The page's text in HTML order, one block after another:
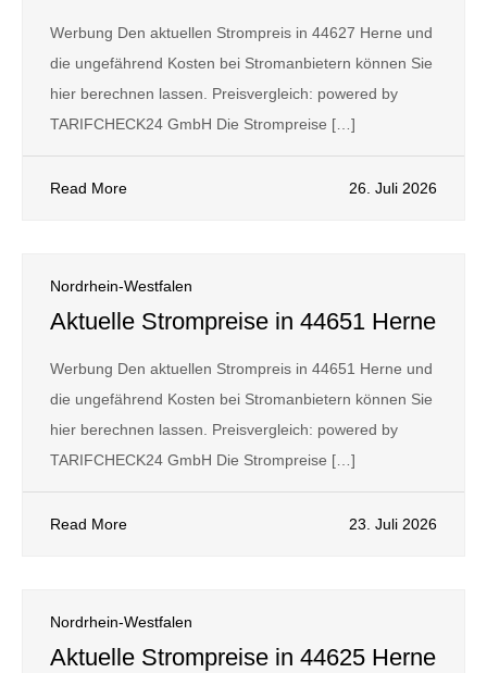
Werbung Den aktuellen Strompreis in 44627 Herne und
die ungefährend Kosten bei Stromanbietern können Sie
hier berechnen lassen. Preisvergleich: powered by
TARIFCHECK24 GmbH Die Strompreise […]
Read More 26. Juli 2026
Nordrhein-Westfalen
Aktuelle Strompreise in 44651 Herne
Werbung Den aktuellen Strompreis in 44651 Herne und
die ungefährend Kosten bei Stromanbietern können Sie
hier berechnen lassen. Preisvergleich: powered by
TARIFCHECK24 GmbH Die Strompreise […]
Read More 23. Juli 2026
Nordrhein-Westfalen
Aktuelle Strompreise in 44625 Herne